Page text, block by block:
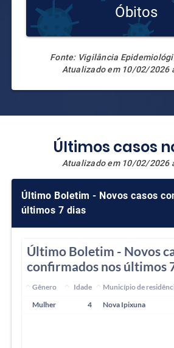
Óbitos
Fonte: Vigilância
Atualizado em 10/02/2026
Últimos casos
Atualizado em 10/02/2026
Último Boletim - Novos casos
últimos 7 dias